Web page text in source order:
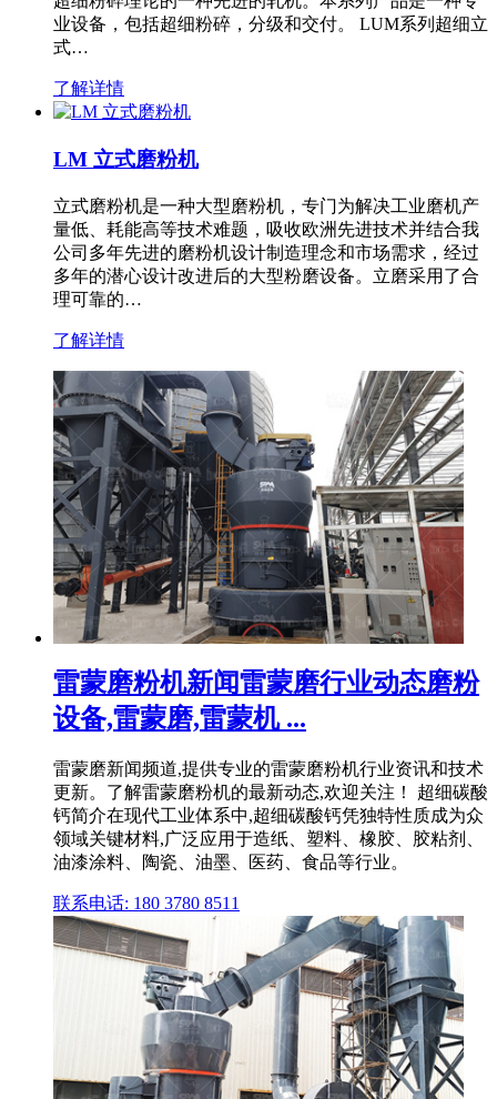
业设备，包括超细粉碎，分级和交付。 LUM系列超细立
式…
了解详情
LM 立式磨粉机
立式磨粉机是一种大型磨粉机，专门为解决工业磨机产
量低、耗能高等技术难题，吸收欧洲先进技术并结合我
公司多年先进的磨粉机设计制造理念和市场需求，经过
多年的潜心设计改进后的大型粉磨设备。立磨采用了合
理可靠的…
了解详情
雷蒙磨粉机新闻雷蒙磨行业动态磨粉
设备,雷蒙磨,雷蒙机 ...
雷蒙磨新闻频道,提供专业的雷蒙磨粉机行业资讯和技术
更新。了解雷蒙磨粉机的最新动态,欢迎关注！ 超细碳酸
钙简介在现代工业体系中,超细碳酸钙凭独特性质成为众
领域关键材料,广泛应用于造纸、塑料、橡胶、胶粘剂、
油漆涂料、陶瓷、油墨、医药、食品等行业。
联系电话: 180 3780 8511